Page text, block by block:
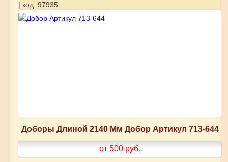
| код: 97935
Доборы Длиной 2140 Мм Добор Артикул 713-644
от 500 руб.